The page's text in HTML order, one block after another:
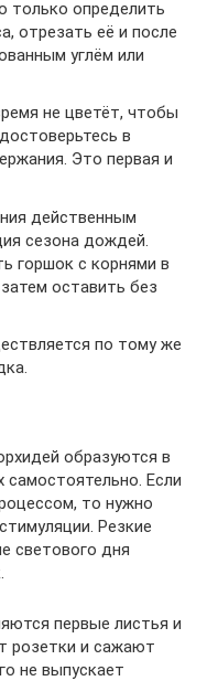
только определить
отрезать её и после
углём или
не цветёт, чтобы
в
Это первая и
действенным
сезона дождей.
горшок с корнями в
оставить без
по тому же
образуются в
самостоятельно. Если
то нужно
Резкие
светового дня
первые листья и
розетки и сажают
не выпускает